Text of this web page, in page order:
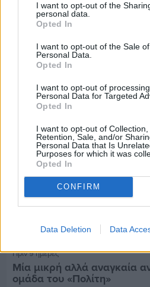
I want to opt-out of the
personal data.
Opted In
I want to opt-out of the Sale
Personal Data.
Opted In
I want to opt-out of
Personal Data for Targeted
Opted In
I want to opt-out of Collection,
Retention, Sale, and/or
Personal Data that Is
Purposes for which it was
Opted In
CONFIRM
Data Deletion Data
Ο καιρός στη Χίο, σήμερα
Διαφήμιση
Πριν 9 ημέρες
Μία μικρή αλλά αναγκαία
ομάδα του «Πολίτη»